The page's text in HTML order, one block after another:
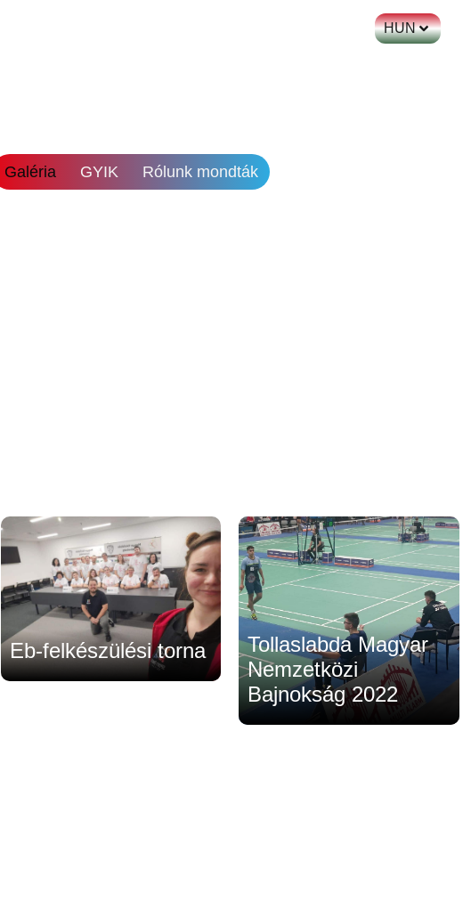
Galéria GYIK Rólunk mondták
HUN
Eb-felkészülési torna
Tollaslabda Magyar
Nemzetközi
Bajnokság 2022